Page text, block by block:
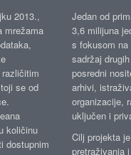
2013.,
mrežama
se od
količinu
dostupnim
Jedan od
3,6 milijuna
s fokusom
sadržaj
posredni
arhivi,
organizacije,
uključen i
Cilj projekta
pretraživanja